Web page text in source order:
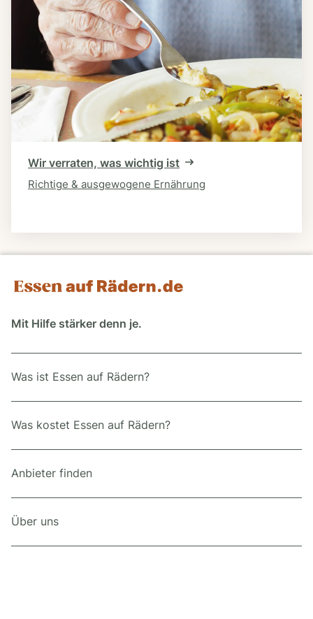
Wir verraten, was wichtig ist
Richtige & ausgewogene Ernährung
Mit Hilfe stärker denn je.
Was ist Essen auf Rädern?
Was kostet Essen auf Rädern?
Anbieter finden
Über uns